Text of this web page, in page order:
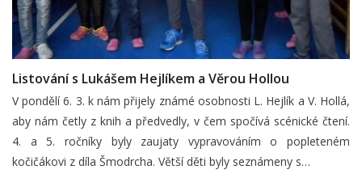
Listování s Lukášem Hejlíkem a Věrou Hollou
V pondělí 6. 3. k nám přijely známé osobnosti L. Hejlík a V. Hollá,
aby nám četly z knih a předvedly, v čem spočívá scénické čtení.
4. a 5. ročníky byly zaujaty vypravováním o popleteném
kočičákovi z díla Šmodrcha. Větší děti byly seznámeny s…